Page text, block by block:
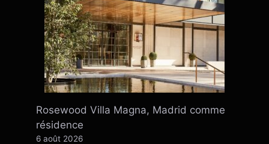
Rosewood Villa Magna, Madrid comme
résidence
6 août 2026